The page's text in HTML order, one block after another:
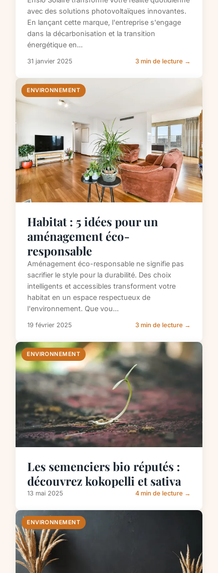
avec des solutions photovoltaïques innovantes.
En lançant cette marque, l'entreprise s'engage
dans la décarbonisation et la transition
énergétique en...
31 janvier 2025 3 min de lecture →
ENVIRONNEMENT
Habitat : 5 idées pour un
aménagement éco-
responsable
Aménagement éco-responsable ne signifie pas
sacrifier le style pour la durabilité. Des choix
intelligents et accessibles transforment votre
habitat en un espace respectueux de
l'environnement. Que vou...
19 février 2025 3 min de lecture →
ENVIRONNEMENT
Les semenciers bio réputés :
découvrez kokopelli et sativa
13 mai 2025 4 min de lecture →
ENVIRONNEMENT